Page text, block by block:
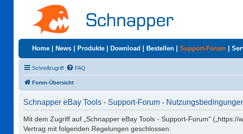
Home News Produkte Download Bestellen Support-Forum
Schnellzugriff FAQ
Foren-Übersicht
Schnapper eBay Tools - Support-Forum -
Mit dem Zugriff auf „Schnapper eBay Tools - Support-Forum“
Vertrag mit folgenden Regelungen geschlossen: